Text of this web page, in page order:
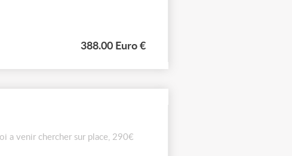
388.00 Euro €
a venir chercher sur place, 290€